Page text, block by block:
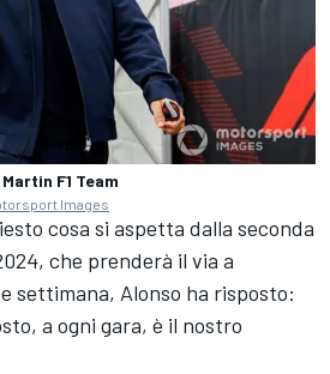
F1 Team
Images
cosa si aspetta dalla seconda
che prenderà il via a
settimana, Alonso ha risposto:
a ogni gara, è il nostro